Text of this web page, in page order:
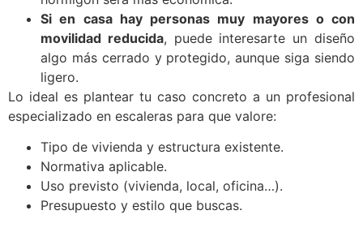
Si en casa hay personas muy mayores o con
movilidad reducida, puede interesarte un diseño
algo más cerrado y protegido, aunque siga siendo
ligero.
Lo ideal es plantear tu caso concreto a un profesional
especializado en escaleras para que valore:
Tipo de vivienda y estructura existente.
Normativa aplicable.
Uso previsto (vivienda, local, oficina…).
Presupuesto y estilo que buscas.